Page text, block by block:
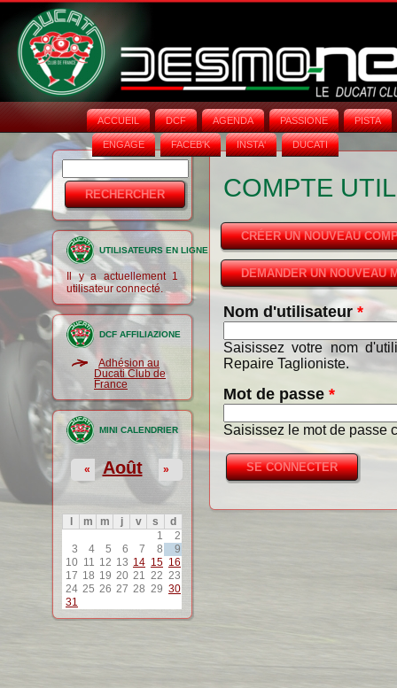
ACCUEIL DCF AGENDA PASSIONE PISTA
ENGAGE FACEB'K INSTA‘ DUCATI
Formulaire
de
recherche
UTILISATEURS EN LIGNE
Il y a actuellement 1
utilisateur connecté.
DCF AFFILIAZIONE
Adhésion au
Ducati Club de
France
MINI CALENDRIER
Août
« »
m m j v s
d
1
2
3
4 5 6 7 8
9
10 11 12 13 14 15 16
17 18 19 20 21 22 23
24 25 26 27 28 29 30
31
COMPTE
CRÉER UN NOUVEAU
DEMANDER UN NOUVEAU
Nom d'utilisateur *
Saisissez votre nom
Repaire Taglioniste.
Mot de passe *
Saisissez le mot de passe